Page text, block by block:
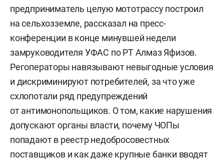
предприниматель целую мототрассу построил
на сельхозземле, рассказал на пресс-
конференции в конце минувшей недели
замруководителя УФАС по РТ Алмаз Яфизов.
Регоператоры навязывают невыгодные условия
и дискриминируют потребителей, за что уже
схлопотали ряд предупреждений
от антимонопольщиков. О том, какие нарушения
допускают органы власти, почему ЧОПы
попадают в реестр недобросовестных
поставщиков и как даже крупные банки вводят